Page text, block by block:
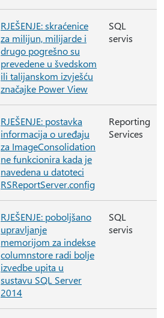
RJEŠENJE: skraćenice
za milijun, milijarde i
drugo pogrešno su
prevedene u švedskom
ili talijanskom izvješću
značajke Power View
SQL
servis
RJEŠENJE: postavka
informacija o uređaju
za ImageConsolidation
ne funkcionira kada je
navedena u datoteci
RSReportServer.config
Reporting
Services
RJEŠENJE: poboljšano
upravljanje
memorijom za indekse
columnstore radi bolje
izvedbe upita u
sustavu SQL Server
2014
SQL
servis